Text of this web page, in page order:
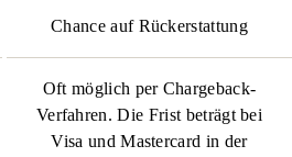
Chance auf Rückerstattung
Oft möglich per Chargeback-
Verfahren. Die Frist beträgt bei
Visa und Mastercard in der